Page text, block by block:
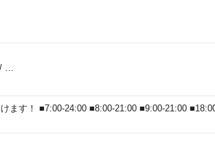
/
ます！ ■7:00-24:00 ■8:00-21:00 ■9:00-21:00